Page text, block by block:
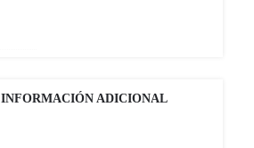
INFORMACIÓN ADICIONAL